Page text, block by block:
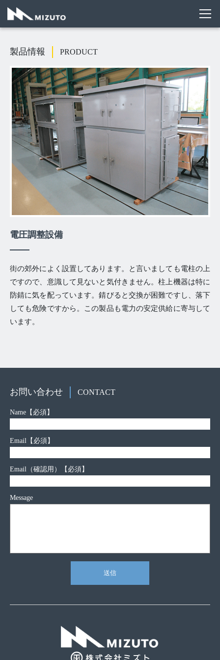
製品情報 PRODUCT
電圧調整設備
街の郊外によく設置してあります。と言いましても電柱の上
ですので、意識して見ないと気付きません。柱上機器は特に
防錆に気を配っています。錆びると交換が困難ですし、落下
しても危険ですから。この製品も電力の安定供給に寄与して
います。
お問い合わせ CONTACT
Name 【必須】
Email 【必須】
Email（確認用） 【必須】
Message
送信